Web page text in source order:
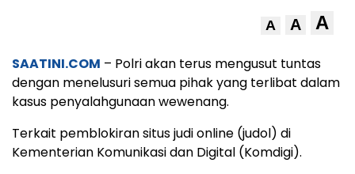
A A A
SAATINI.COM – Polri akan terus mengusut tuntas
dengan menelusuri semua pihak yang terlibat dalam
kasus penyalahgunaan wewenang.
Terkait pemblokiran situs judi online (judol) di
Kementerian Komunikasi dan Digital (Komdigi).